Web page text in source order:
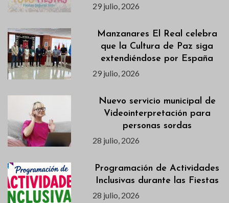
29 julio, 2026
Manzanares El Real celebra
que la Cultura de Paz siga
extendiéndose por España
29 julio, 2026
Nuevo servicio municipal de
Videointerpretación para
personas sordas
28 julio, 2026
Programación de Actividades
Inclusivas durante las Fiestas
28 julio, 2026